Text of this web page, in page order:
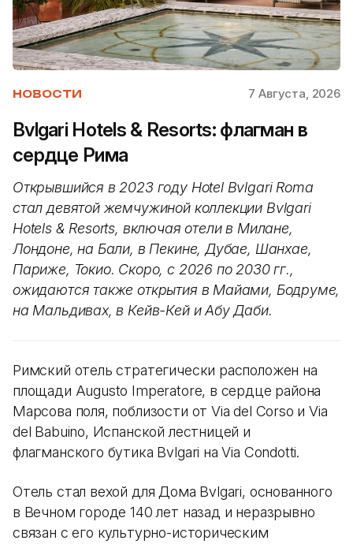
НОВОСТИ 7 Августа, 2026
Bvlgari Hotels & Resorts: флагман в
сердце Рима
Открывшийся в 2023 году Hotel Bvlgari Roma
стал девятой жемчужиной коллекции Bvlgari
Hotels & Resorts, включая отели в Милане,
Лондоне, на Бали, в Пекине, Дубае, Шанхае,
Париже, Токио. Скоро, с 2026 по 2030 гг.,
ожидаются также открытия в Майами, Бодруме,
на Мальдивах, в Кейв-Кей и Абу Даби.
Римский отель стратегически расположен на
площади Augusto Imperatore, в сердце района
Марсова поля, поблизости от Via del Corso и Via
del Babuino, Испанской лестницей и
флагманского бутика Bvlgari на Via Condotti.
Отель стал вехой для Дома Bvlgari, основанного
в Вечном городе 140 лет назад и неразрывно
связан с его культурно-историческим